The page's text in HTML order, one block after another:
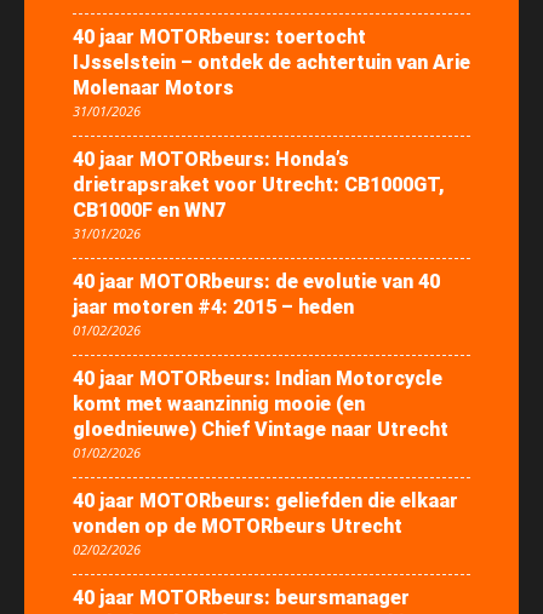
40 jaar MOTORbeurs: toertocht
IJsselstein – ontdek de achtertuin van Arie
Molenaar Motors
31/01/2026
40 jaar MOTORbeurs: Honda’s
drietrapsraket voor Utrecht: CB1000GT,
CB1000F en WN7
31/01/2026
40 jaar MOTORbeurs: de evolutie van 40
jaar motoren #4: 2015 – heden
01/02/2026
40 jaar MOTORbeurs: Indian Motorcycle
komt met waanzinnig mooie (en
gloednieuwe) Chief Vintage naar Utrecht
01/02/2026
40 jaar MOTORbeurs: geliefden die elkaar
vonden op de MOTORbeurs Utrecht
02/02/2026
40 jaar MOTORbeurs: beursmanager